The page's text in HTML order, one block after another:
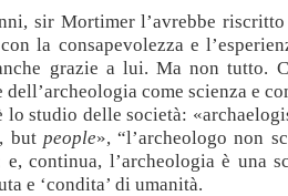
sir Mortimer l’avrebbe
la consapevolezza e
grazie a lui. Ma non tutto.
dell’archeologia come scienza e
studio delle società:
, but people», “l’archeologo non
e, continua, l’archeologia è una
e ‘condita’ di umanità.